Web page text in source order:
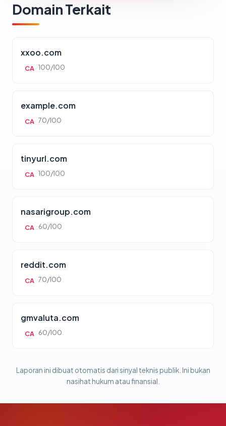
Domain Terkait
xxoo.com
CA 100/100
example.com
CA 70/100
tinyurl.com
CA 100/100
nasarigroup.com
CA 60/100
reddit.com
CA 70/100
gmvaluta.com
CA 60/100
Laporan ini dibuat otomatis dari sinyal teknis publik. Ini bukan
nasihat hukum atau finansial.